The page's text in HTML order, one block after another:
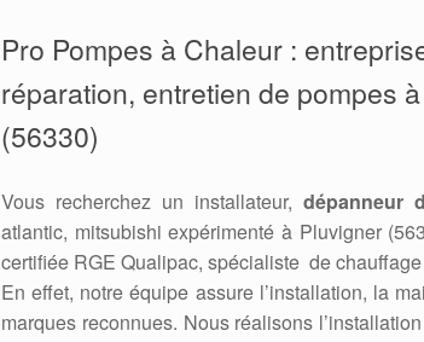
Pro Pompes à Chaleur :
réparation, entretien de pompes
(56330)
Vous recherchez un installateur,dépanneur
atlantic, mitsubishi expérimenté à Pluvigner
certifiée RGE Qualipac, spécialiste de
En effet, notre équipe assure l’installation, la
marques reconnues. Nous réalisons